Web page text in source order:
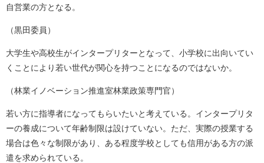
自営業の方となる。
（黒田委員）
大学生や高校生がインタープリターとなって、小学校に出向いてい
くことにより若い世代が関心を持つことになるのではないか。
（林業イノベーション推進室林業政策専門官）
若い方に指導者になってもらいたいと考えている。インタープリタ
ーの養成について年齢制限は設けていない。ただ、実際の授業する
場合は色々な制限があり、ある程度学校としても信用がある方の派
遣を求められている。